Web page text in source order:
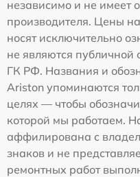
независимо и не имеет
производителя. Цены
носят исключительно
не являются публичной
ГК РФ. Названия и
Ariston упоминаются
целях — чтобы
которой мы работаем.
аффилирована с
знаков и не
ремонтных работ